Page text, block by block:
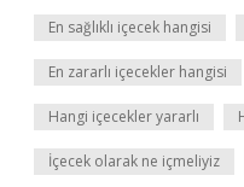
En sağlıklı içecek hangisi
En zararlı içecekler hangisi
Hangi içecekler yararlı
İçecek olarak ne içmeliyiz